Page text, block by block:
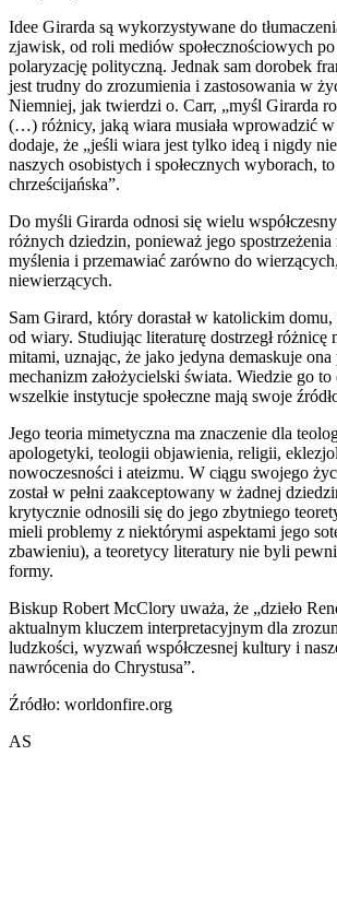
Idee Girarda są wykorzystywane do
zjawisk, od roli mediów społecznościowych po
polaryzację polityczną. Jednak sam dorobek
jest trudny do zrozumienia i zastosowania w
Niemniej, jak twierdzi o. Carr, „myśl Girarda
(…) różnicy, jaką wiara musiała wprowadzić
dodaje, że „jeśli wiara jest tylko ideą i nigdy
naszych osobistych i społecznych wyborach,
chrześcijańska”.
Do myśli Girarda odnosi się wielu
różnych dziedzin, ponieważ jego spostrzeżenia
myślenia i przemawiać zarówno do
niewierzących.
Sam Girard, który dorastał w katolickim domu,
od wiary. Studiując literaturę dostrzegł różnicę
mitami, uznając, że jako jedyna demaskuje
mechanizm założycielski świata. Wiedzie go
wszelkie instytucje społeczne mają swoje
Jego teoria mimetyczna ma znaczenie dla
apologetyki, teologii objawienia, religii,
nowoczesności i ateizmu. W ciągu swojego
został w pełni zaakceptowany w żadnej
krytycznie odnosili się do jego zbytniego
mieli problemy z niektórymi aspektami jego
zbawieniu), a teoretycy literatury nie byli
formy.
Biskup Robert McClory uważa, że „dzieło
aktualnym kluczem interpretacyjnym dla
ludzkości, wyzwań współczesnej kultury i
nawrócenia do Chrystusa”.
Źródło: worldonfire.org
AS